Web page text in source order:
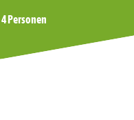
4 Personen